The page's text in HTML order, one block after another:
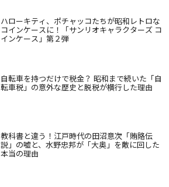
ハローキティ、ポチャッコたちが昭和レトロな
コインケースに！「サンリオキャラクターズ コ
インケース」第２弾
自転車を持つだけで税金？ 昭和まで続いた「自
転車税」の意外な歴史と脱税が横行した理由
教科書と違う！江戸時代の田沼意次「賄賂伝
説」の嘘と、水野忠邦が「大奥」を敵に回した
本当の理由